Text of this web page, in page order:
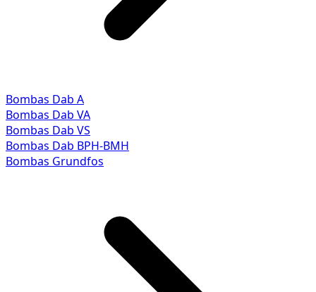
Bombas Dab A
Bombas Dab VA
Bombas Dab VS
Bombas Dab BPH-BMH
Bombas Grundfos